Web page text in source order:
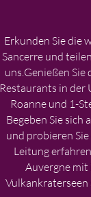
Erkunden Sie die
Sancerre und
uns.Genießen
Restaurants in der
Roanne und 1-
Begeben Sie sich
und probieren
Leitung
Auvergne mit